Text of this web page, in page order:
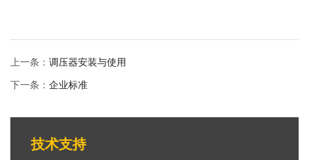
上一条： 调压器安装与使用
下一条： 企业标准
技术支持